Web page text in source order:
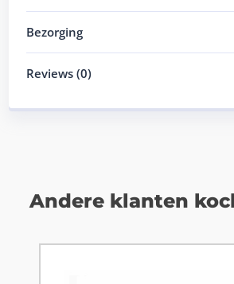
Bezorging
Reviews (0)
Andere klanten